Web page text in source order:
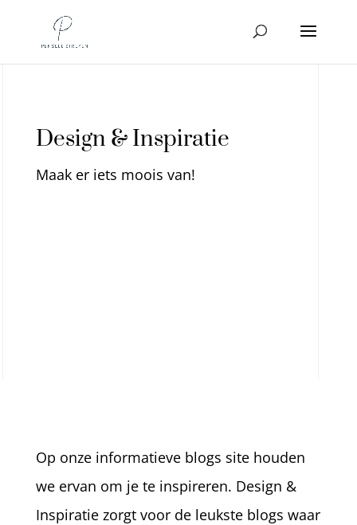
Design & Inspiratie
Maak er iets moois van!
Op onze informatieve blogs site houden
we ervan om je te inspireren. Design &
Inspiratie zorgt voor de leukste blogs waar